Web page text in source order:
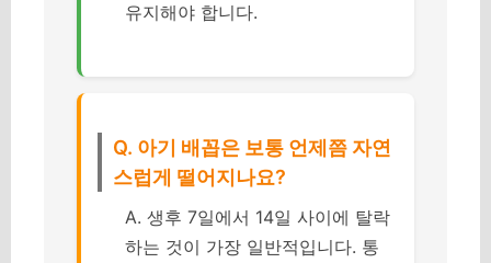
유지해야 합니다.
Q. 아기 배꼽은 보통 언제쯤 자연
스럽게 떨어지나요?
A. 생후 7일에서 14일 사이에 탈락
하는 것이 가장 일반적입니다. 통